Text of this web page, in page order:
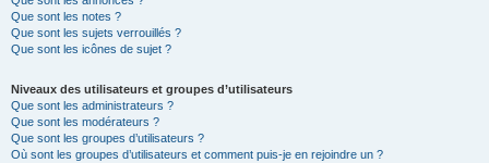
Que sont les notes ?
Que sont les sujets verrouillés ?
Que sont les icônes de sujet ?
Niveaux des utilisateurs et groupes d’utilisateurs
Que sont les administrateurs ?
Que sont les modérateurs ?
Que sont les groupes d’utilisateurs ?
Où sont les groupes d’utilisateurs et comment puis-je en rejoindre un ?